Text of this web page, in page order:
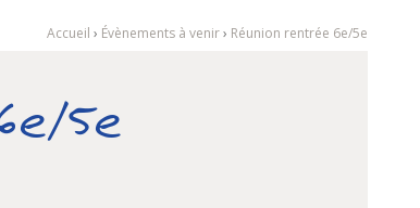
Accueil › Évènements à venir › Réunion rentrée 6e/5e
5e